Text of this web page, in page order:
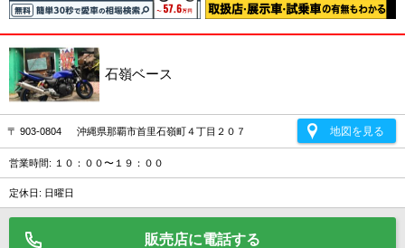
石嶺ベース
〒 903-0804 沖縄県那覇市首里石嶺町４丁目２０７ 地図を見る
営業時間: １０：００〜１９：００
定休日: 日曜日
販売店に電話する